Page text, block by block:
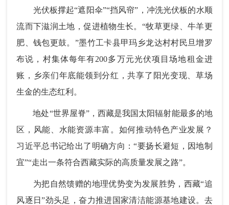
光伏板撑起“遮阳伞”“挡风帘”，冲洗光伏板的水顺
流而下滋润土地，促进植物生长。“牧草更绿、牛羊更
肥、钱包更鼓。”墨竹工卡县甲玛乡龙达村村民旦增罗
布说，村集体每年有200多万元光伏项目场地租金进
账，乡亲们年底能领到分红，共享了阳光变现、草场
生金的生态红利。
地处“世界屋脊”，西藏是我国太阳辐射能最多的地
区，风能、水能资源丰富。如何推动特色产业发展？
习近平总书记给出了明确方向：“要扬长避短，因地制
宜”“走出一条符合西藏实际的高质量发展之路”。
为把自然馈赠的地理优势变为发展胜势，西藏“追
风逐日”劲头足，奋力推进国家清洁能源基地建设。去